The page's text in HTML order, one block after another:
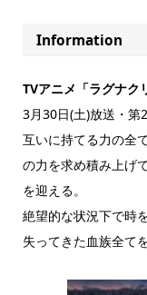
Information
TVアニメ「ラグナク
3月30日(土)放送・第
互いに持てる力の全
の力を求め積み上げ
を迎える。
絶望的な状況下で時
失ってきた血族全て